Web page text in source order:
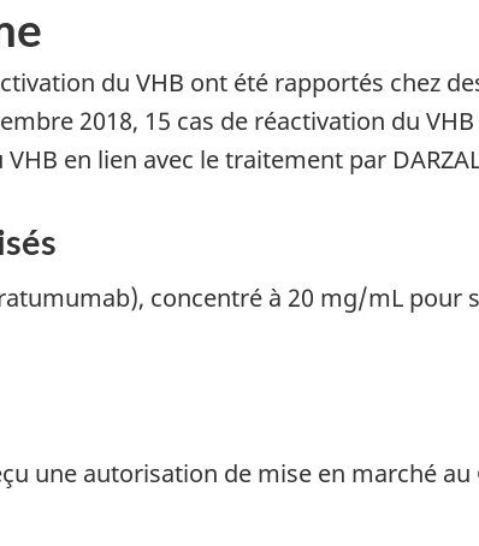
du VHB ont été rapportés chez
2018, 15 cas de réactivation du
en lien avec le traitement par
concentré à 20 mg/mL
une autorisation de mise en marché